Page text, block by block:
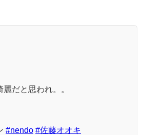
だと思われ。。
#nendo #佐藤オオキ